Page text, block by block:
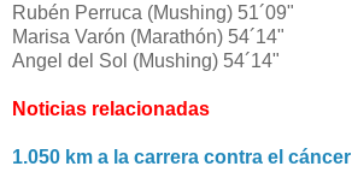
Rubén Perruca (Mushing) 51´09"
Marisa Varón (Marathón) 54´14"
Angel del Sol (Mushing) 54´14"
Noticias relacionadas
1.050 km a la carrera contra el cáncer